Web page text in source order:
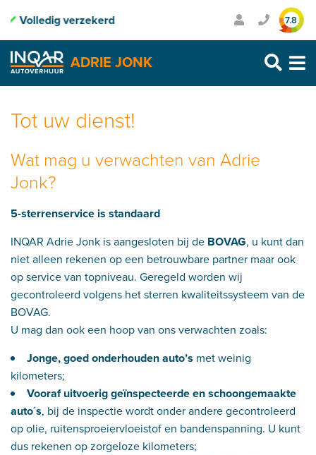
verzekerd
Purmerend: 0299 – 469 999
Heerhugowaard: 072 – 30 33 666
Zaandam: 075 – 65 90 123
7.8
ADRIE JONK
Skip
content
Tot uw dienst!
Wat mag u verwachten van Adrie
Jonk?
5-sterrenservice is standaard
INQAR Adrie Jonk is aangesloten bij de BOVAG, u kunt dan
niet alleen rekenen op een betrouwbare partner maar ook
op service van topniveau. Geregeld worden wij
gecontroleerd volgens het sterren kwaliteitssysteem van de
BOVAG.
U mag dan ook een hoop van ons verwachten zoals:
Jonge, goed onderhouden auto’s met weinig
kilometers;
Vooraf uitvoerig geïnspecteerde en schoongemaakte
auto´s, bij de inspectie wordt onder andere gecontroleerd
op olie, ruitensproeiervloeistof en bandenspanning. U kunt
dus rekenen op zorgeloze kilometers;